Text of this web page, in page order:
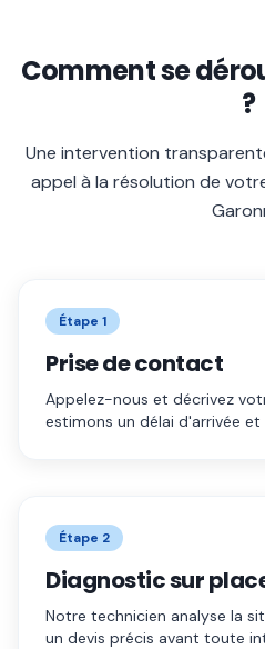
Comment se
?
Une intervention
appel à la résolution de
Étape 1
Prise de contact
Appelez-nous et décrivez
estimons un délai d'arrivée
Étape 2
Diagnostic sur
Notre technicien analyse la
un devis précis avant toute